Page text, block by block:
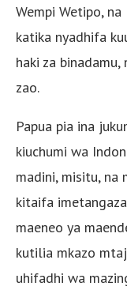
Wempi Wetipo, na
katika nyadhifa
haki za
zao.
Papua pia ina
kiuchumi wa
madini, misitu, na
kitaifa
maeneo ya
kutilia mkazo
uhifadhi wa